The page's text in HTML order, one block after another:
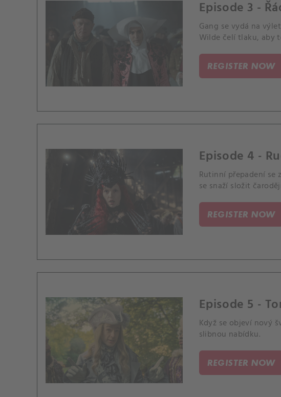
Episode 3 -
Gang se vydá na
Wilde čelí tlaku, aby
REGISTER NOW
Episode 4 -
Rutinní přepadení se
se snaží složit
REGISTER NOW
Episode 5 -
Když se objeví nový
slibnou nabídku.
REGISTER NOW